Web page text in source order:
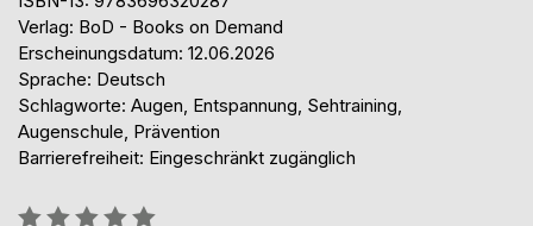
Verlag: BoD - Books on Demand
Erscheinungsdatum: 12.06.2026
Sprache: Deutsch
Schlagworte: Augen, Entspannung, Sehtraining,
Augenschule, Prävention
Barrierefreiheit: Eingeschränkt zugänglich
Bewertung::